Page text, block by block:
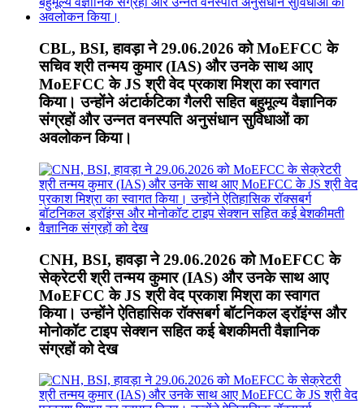
CBL, BSI, हावड़ा ने 29.06.2026 को MoEFCC के
सचिव श्री तन्मय कुमार (IAS) और उनके साथ आए
MoEFCC के JS श्री वेद प्रकाश मिश्रा का स्वागत
किया। उन्होंने अंटार्कटिका गैलरी सहित बहुमूल्य वैज्ञानिक
संग्रहों और उन्नत वनस्पति अनुसंधान सुविधाओं का
अवलोकन किया।
CNH, BSI, हावड़ा ने 29.06.2026 को MoEFCC के
सेक्रेटरी श्री तन्मय कुमार (IAS) और उनके साथ आए
MoEFCC के JS श्री वेद प्रकाश मिश्रा का स्वागत
किया। उन्होंने ऐतिहासिक रॉक्सबर्ग बॉटनिकल ड्रॉइंग्स और
मोनोकॉट टाइप सेक्शन सहित कई बेशकीमती वैज्ञानिक
संग्रहों को देख